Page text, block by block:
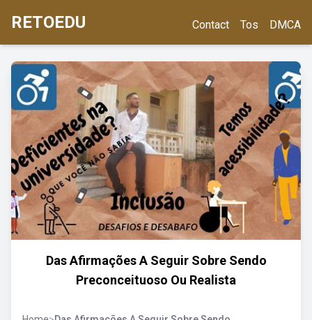
RETOEDU Contact Tos DMCA
Das Afirmações A Seguir Sobre Sendo
Preconceituoso Ou Realista